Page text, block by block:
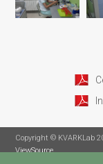
Copyright © KVARKLab
ViewSource